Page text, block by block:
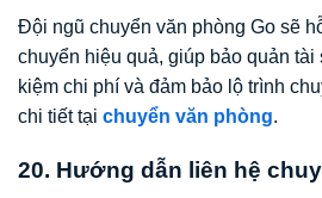
Đội ngũ chuyển văn phòng Go sẽ
chuyển hiệu quả, giúp bảo quản tài
kiệm chi phí và đảm bảo lộ trình
chi tiết tại chuyển văn phòng.
20. Hướng dẫn liên hệ